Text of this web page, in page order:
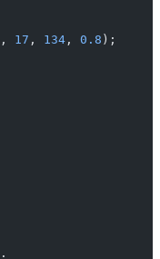
, 17 , 134 , 0.8 );